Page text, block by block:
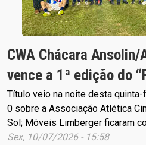
CWA Chácara Ansolin/
vence a 1ª edição do
Título veio na noite desta
0 sobre a Associação Atlética
Sol; Móveis Limberger ficaram
Sex, 10/07/2026 - 15:58